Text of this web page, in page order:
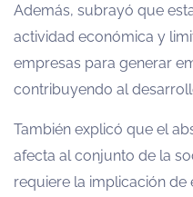
Además, subrayó que
actividad económica y
empresas para generar
contribuyendo al
También explicó que el
afecta al conjunto de la
requiere la implicación